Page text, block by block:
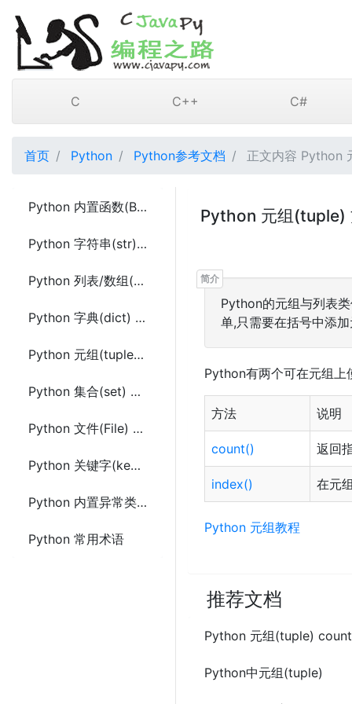
C C++ C#
首页 Python Python参考文档 正文内容 Python
Python 内置函数(Built in Functions)
Python 字符串(str) 方法
Python 列表/数组(List/Array) 方法
Python 字典(dict) 方法
Python 元组(tuple) 方法
Python 集合(set) 方法
Python 文件(File) 方法
Python 关键字(keyword)
Python 内置异常类(Exception)
Python 常用术语
Python 元组(tuple)
Python的元组与列表
单,只需要在括号中添
Python有两个可在元组上
方法 说明
count() 返回
index() 在元
Python 元组教程
推荐文档
Python 元组(tuple)
Python中元组(tuple)